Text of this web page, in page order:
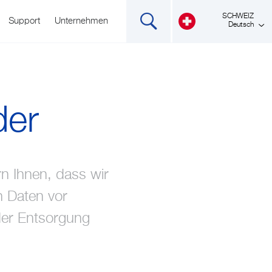
Atemwegstherapie
WatchBP Home
Support
Software Microlife
Unternehmen
News & Events
SCHWEIZ
Deutsch
Ihnen, dass wir
Daten vor
Entsorgung